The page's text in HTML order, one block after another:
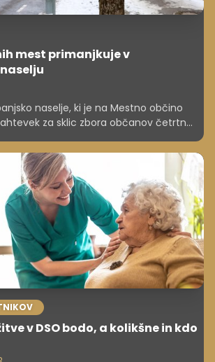
mest primanjkuje v
naselje, ki je na Mestno občino
za sklic zbora občanov četrtne
trdi, da v naselju primanjkuje 956
tem so predstavili ukrepe, s katerimi bi
stisko v naselju, občino pa
z ukrepi in ne zavlačuje postopkov.
v DSO bodo, a kolikšne in kdo